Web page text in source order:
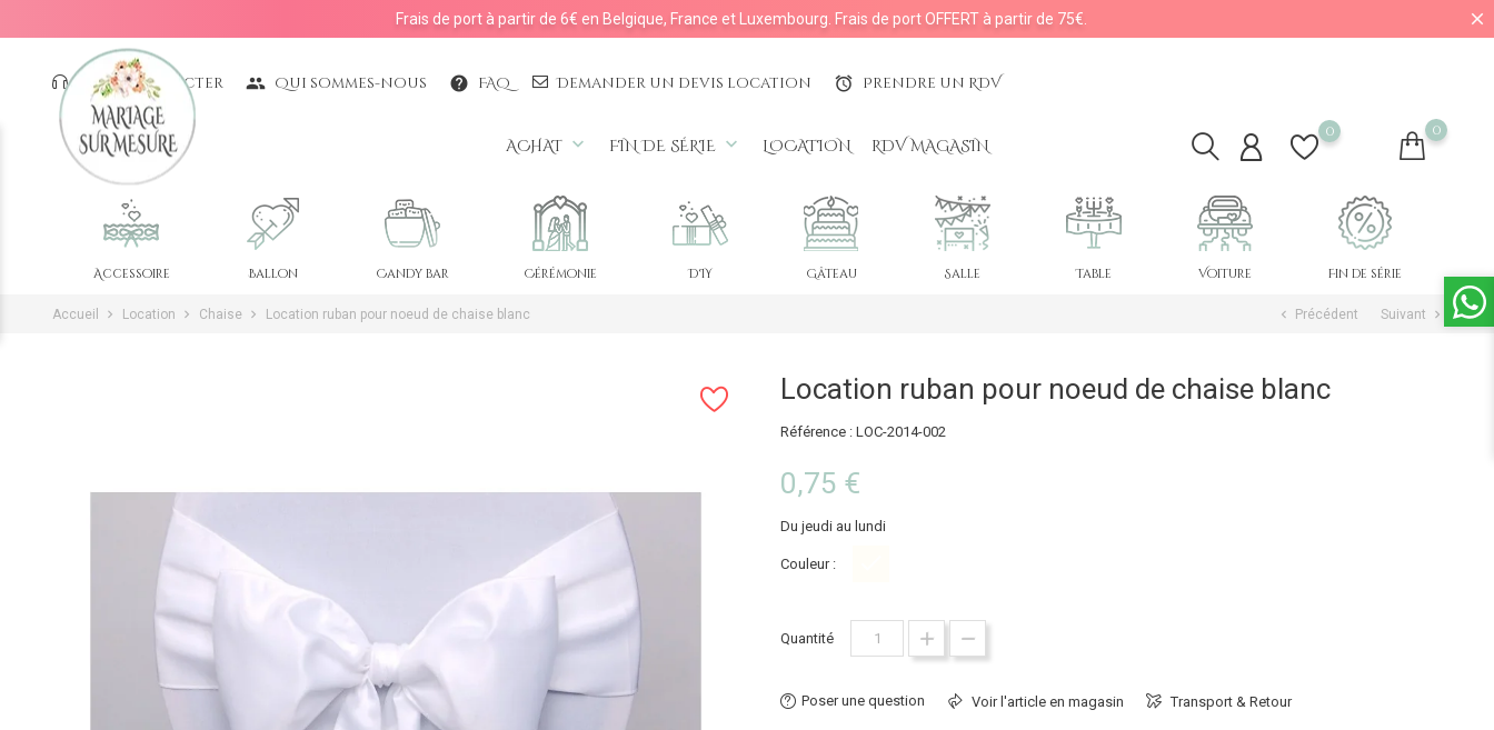
Frais de port à partir de 6€ en Belgique, France et Luxembourg. Frais de port OFFERT à partir de 75€.
Nous contacter people Qui sommes-nous help FAQ Demander un devis location access_alarms Prendre un RDV
ACHAT keyboard_arrow_down FIN DE SÉRIE keyboard_arrow_down LOCATION RDV MAGASIN
0 0
Accessoire Ballon Candy bar Cérémonie DIY Gâteau Salle Table Voiture Fin de série
Accueil Location Chaise Location ruban pour noeud de chaise blanc chevron_left Précédent Suivant chevron_right
Location ruban pour noeud de chaise blanc
Référence : LOC-2014-002
0,75 €
Du jeudi au lundi
Couleur :
Quantité
Poser une question Voir l'article en magasin Transport & Retour